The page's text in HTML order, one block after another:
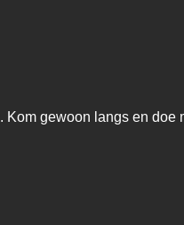
Kom gewoon langs en doe